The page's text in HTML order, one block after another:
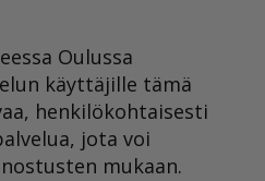
Oulussa
käyttäjille tämä
henkilökohtaisesti
jota voi
mukaan.